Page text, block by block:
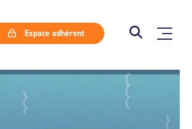
Espace adhérent